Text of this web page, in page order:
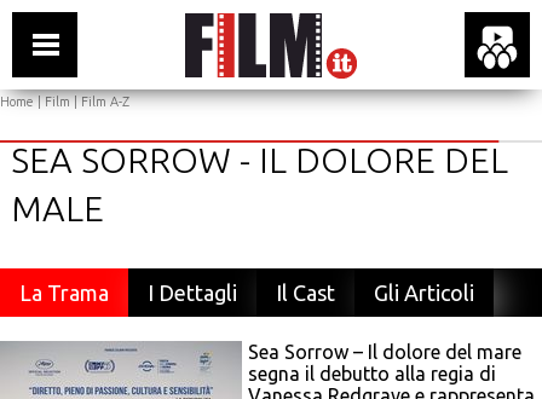
Home|Film|Film A-Z
SEA SORROW - IL DOLORE DEL
MALE
La Trama I Dettagli Il Cast Gli Articoli
Sea Sorrow – Il dolore del mare
segna il debutto alla regia di